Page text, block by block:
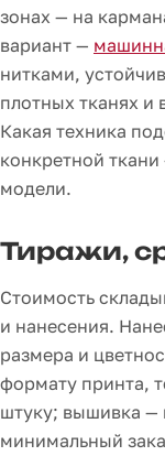
зонах — на
вариант —
нитками,
плотных тканях и
Какая техника
конкретной
модели.
Тиражи,
Стоимость
и нанесения.
размера и
формату принта,
штуку; вышивка —
минимальный